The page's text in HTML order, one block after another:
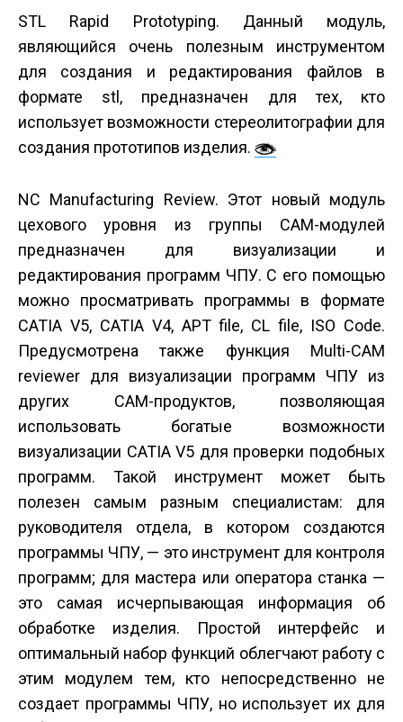
STL Rapid Prototyping. Данный модуль,
являющийся очень полезным инструментом
для создания и редактирования файлов в
формате stl, предназначен для тех, кто
использует возможности стереолитографии для
создания прототипов изделия.
NC Manufacturing Review. Этот новый модуль
цехового уровня из группы CAM-модулей
предназначен для визуализации и
редактирования программ ЧПУ. С его помощью
можно просматривать программы в формате
CATIA V5, CATIA V4, APT file, CL file, ISO Code.
Предусмотрена также функция Multi-CAM
reviewer для визуализации программ ЧПУ из
других CAM-продуктов, позволяющая
использовать богатые возможности
визуализации CATIA V5 для проверки подобных
программ. Такой инструмент может быть
полезен самым разным специалистам: для
руководителя отдела, в котором создаются
программы ЧПУ, — это инструмент для контроля
программ; для мастера или оператора станка —
это самая исчерпывающая информация об
обработке изделия. Простой интерфейс и
оптимальный набор функций облегчают работу с
этим модулем тем, кто непосредственно не
создает программы ЧПУ, но использует их для